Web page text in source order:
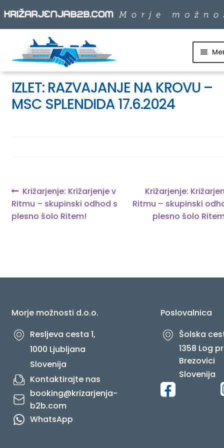
Skip
to
navigation
Skip
to
content
SKUPINSKI ODHODI
DNEVNI IZLETI
INFO
IZLET: RAZVAJANJE NA KROVU –
MSC SPLENDIDA 17.6.2024
Navigacija
prispevka
Previous
post:
Križarjenje: Križarjenje v
Ritmu – skupinski odhod s
plesno šolo Ritem!
Next
post:
Križarjenje:
Ritmu – skupinski
plesno šolo
Morje možnosti d.o.o.
Resljeva cesta 1,
1000 Ljubljana
Slovenija
Kontaktirajte nas
booking@krizarjenja-
b2b.com
WhatsApp
Poslovalnica
Šolska
1358 Log
Brezovici
Slovenija